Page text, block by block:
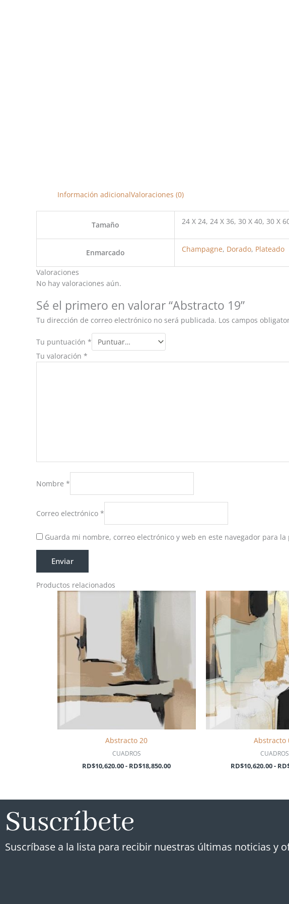
Información adicionalValoraciones (0)
Tamaño 24 X 24, 24 X 36, 30 X 40, 30 X
Enmarcado Champagne, Dorado, Plateado
Valoraciones
No hay valoraciones aún.
Sé el primero en valorar “Abstracto 19”
Tu dirección de correo electrónico no será publicada. Los campos
Tu puntuación *
Tu valoración *
Nombre *
Correo electrónico *
Guarda mi nombre, correo electrónico y web en este navegador para
Productos relacionados
Abstracto 20
CUADROS
RD$10,620.00- RD$18,850.00
Rango
RD$18,850.00
Abstracto
CUADROS
RD$10,620.00-
Suscríbete
Suscríbase a la lista para recibir nuestras últimas noticias y